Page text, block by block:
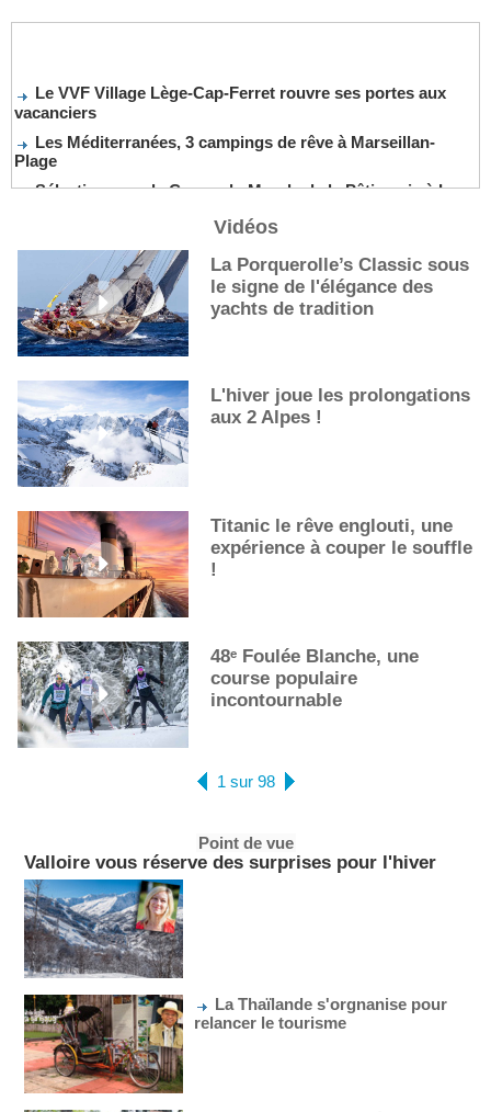
Le VVF Village Lège-Cap-Ferret rouvre ses portes aux
vacanciers
Les Méditerranées, 3 campings de rêve à Marseillan-
Plage
Sélection pour la Coupe du Monde de la Pâtisserie à La
De nouveaux cocktails, stars de l’été
Les cocktails, stars de l’été
La première sélection des grappes du Guide Michelin
Vidéos
La Porquerolle’s Classic sous
le signe de l'élégance des
yachts de tradition
L'hiver joue les prolongations
aux 2 Alpes !
Titanic le rêve englouti, une
expérience à couper le souffle
!
48ᵉ Foulée Blanche, une
course populaire
incontournable
1 sur 98
Point de vue
Valloire vous réserve des surprises pour l'hiver
La Thaïlande s'orgnanise pour
relancer le tourisme